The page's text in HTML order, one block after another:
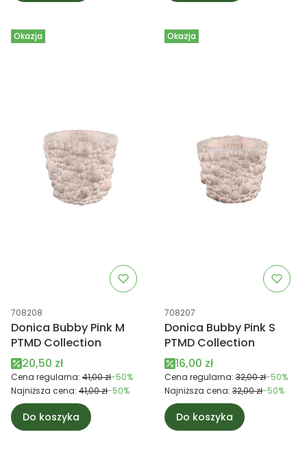
Okazja
Kod produktu
708208
Donica Bubby Pink M
PTMD Collection
Cena promocyjna
20,50 zł
Cena regularna: 41,00 zł-50%
Najniższa cena: 41,00 zł-50%
Do koszyka
Okazja
Kod produktu
708207
Donica Bubby Pink S
PTMD Collection
Cena promocyjna
16,00 zł
Cena regularna: 32,00 zł-50%
Najniższa cena: 32,00 zł-50%
Do koszyka